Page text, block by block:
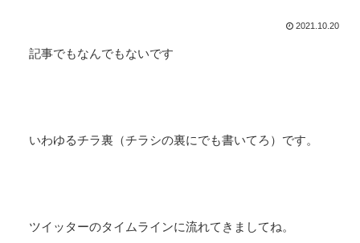
2021.10.20
記事でもなんでもないです
いわゆるチラ裏（チラシの裏にでも書いてろ）です。
ツイッターのタイムラインに流れてきましてね。